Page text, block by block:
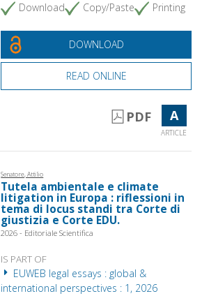
Download
Copy/Paste Printing
DOWNLOAD
READ ONLINE
PDF A
ARTICLE
Senatore, Attilio
Tutela ambientale e climate
litigation in Europa : riflessioni in
tema di locus standi tra Corte di
giustizia e Corte EDU.
2026 - Editoriale Scientifica
IS PART OF
EUWEB legal essays : global &
international perspectives : 1, 2026